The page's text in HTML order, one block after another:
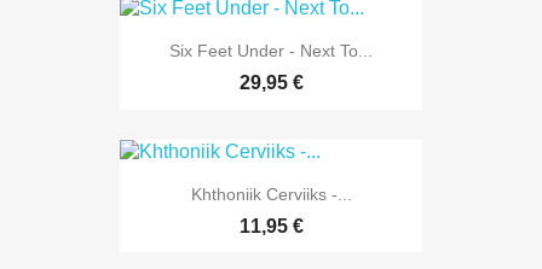
Six Feet Under - Next To...
29,95 €
Khthoniik Cerviiks -...
11,95 €